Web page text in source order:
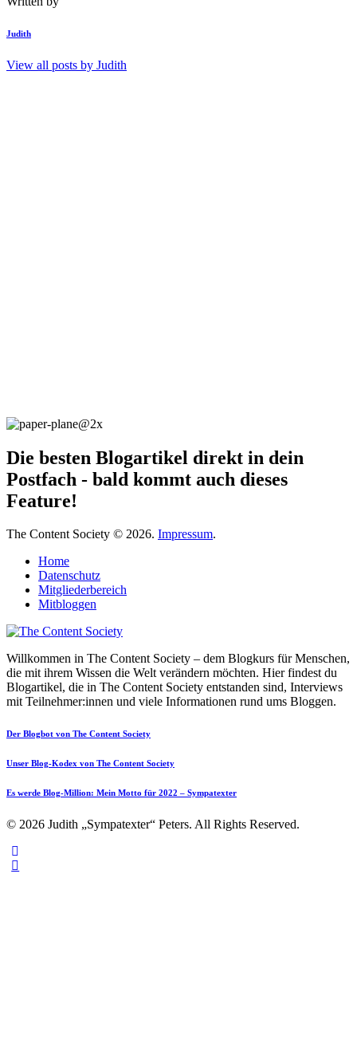
Judith
View all posts by Judith
Die besten Blogartikel direkt in dein
Postfach - bald kommt auch dieses
Feature!
The Content Society © 2026. Impressum.
Home
Datenschutz
Mitgliederbereich
Mitbloggen
Willkommen in The Content Society – dem Blogkurs für Menschen,
die mit ihrem Wissen die Welt verändern möchten. Hier findest du
Blogartikel, die in The Content Society entstanden sind, Interviews
mit Teilnehmer:innen und viele Informationen rund ums Bloggen.
Der Blogbot von The Content Society
Unser Blog-Kodex von The Content Society
Es werde Blog-Million: Mein Motto für 2022 – Sympatexter
© 2026 Judith „Sympatexter“ Peters. All Rights Reserved.